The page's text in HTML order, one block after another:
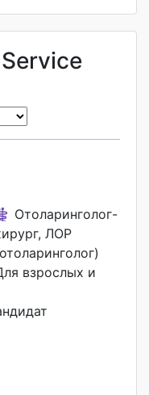
Отоларинголог-
ЛОР
взрослых и